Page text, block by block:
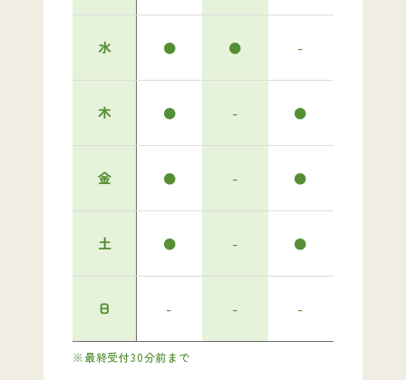
水 ● ● -
木 ● - ●
金 ● - ●
土 ● - ●
日 - - -
最終受付30分前まで